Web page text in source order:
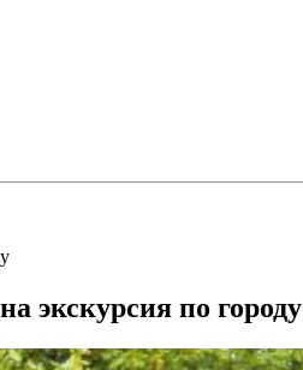
экскурсия по городу